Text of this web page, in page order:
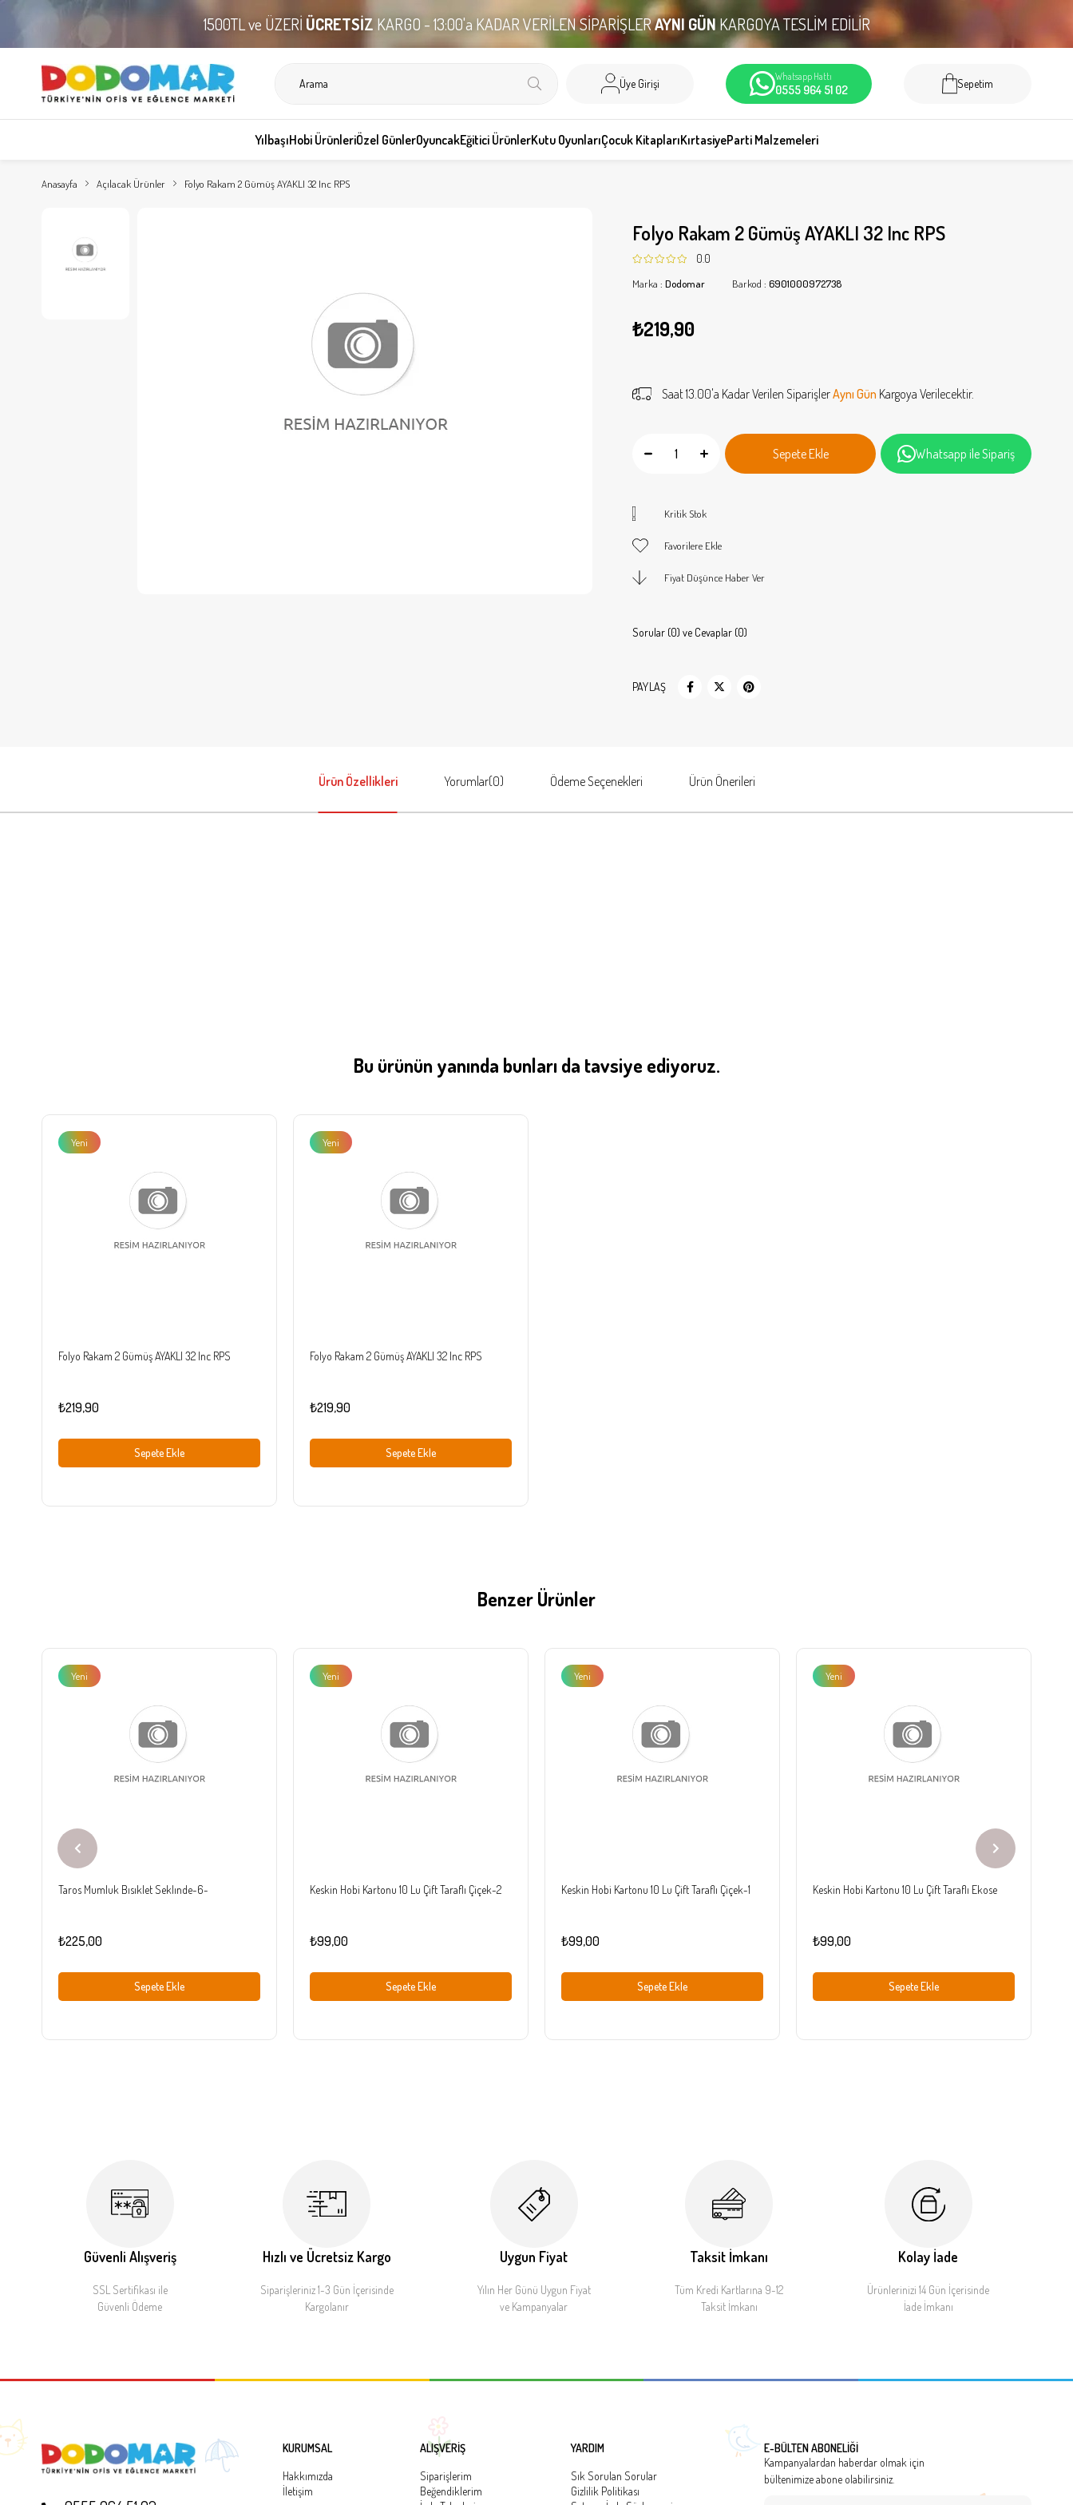
1500TL ve ÜZERİ ÜCRETSİZ KARGO - 13:00'a KADAR VERİLEN SİPARİŞLERAYNI GÜN KARGOYA TESLİM EDİLİR
Üye Girişi
Whatsapp Hattı
0555 964 51 02 Sepetim
YılbaşıHobi ÜrünleriÖzel GünlerOyuncakEğitici ÜrünlerKutu OyunlarıÇocuk KitaplarıKırtasiyeParti Malzemeleri
Anasayfa Açılacak Ürünler Folyo Rakam 2 Gümüş AYAKLI 32 Inc RPS
Folyo Rakam 2 Gümüş AYAKLI 32 Inc RPS
0.0
Marka : Dodomar Barkod : 6901000972738
₺219,90
Saat 13.00'a Kadar Verilen SiparişlerAynı Gün Kargoya Verilecektir.
Whatsapp ile Sipariş
Kritik Stok
Favorilere Ekle
Fiyat Düşünce Haber Ver
Sorular (0) ve Cevaplar (0)
PAYLAŞ
Ürün Özellikleri Yorumlar(0) Ödeme Seçenekleri Ürün Önerileri
Bu ürünün yanında bunları da tavsiye ediyoruz.
Folyo Rakam 2 Gümüş AYAKLI 32 Inc RPS
₺219,90
Sepete Ekle
Yeni
Folyo Rakam 2 Gümüş AYAKLI 32 Inc RPS
₺219,90
Sepete Ekle
Yeni
Benzer Ürünler
Taros Mumluk Bısıklet Seklınde-6-
₺225,00
Sepete Ekle
Yeni
Keskin Hobi Kartonu 10 Lu Çift Taraflı Çiçek-2
₺99,00
Sepete Ekle
Yeni
Keskin Hobi Kartonu 10 Lu Çift Taraflı Çiçek-1
₺99,00
Sepete Ekle
Yeni
Keskin Hobi Kartonu 10 Lu Çift Taraflı Ekose
₺99,00
Sepete Ekle
Yeni
Güvenli Alışveriş
SSL Sertifikası ile
Güvenli Ödeme
Hızlı ve Ücretsiz Kargo
Siparişleriniz 1-3 Gün İçerisinde
Kargolanır
Uygun Fiyat
Yılın Her Günü Uygun Fiyat
ve Kampanyalar
Taksit İmkanı
Tüm Kredi Kartlarına 9-12
Taksit İmkanı
Kolay İade
Ürünlerinizi 14 Gün İçerisinde
İade İmkanı
KURUMSAL
Hakkımızda
İletişim
ALIŞVERİŞ
Siparişlerim
Beğendiklerim
YARDIM
Sık Sorulan Sorular
Gizlilik Politikası
E-BÜLTEN ABONELİĞİ
Kampanyalardan haberdar olmak için
bültenimize abone olabilirsiniz.